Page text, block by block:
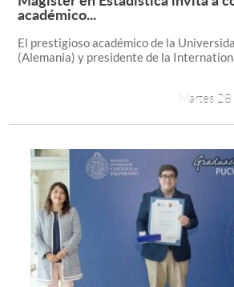
académico...
El prestigioso académico de la
(Alemania) y presidente de la
Martes